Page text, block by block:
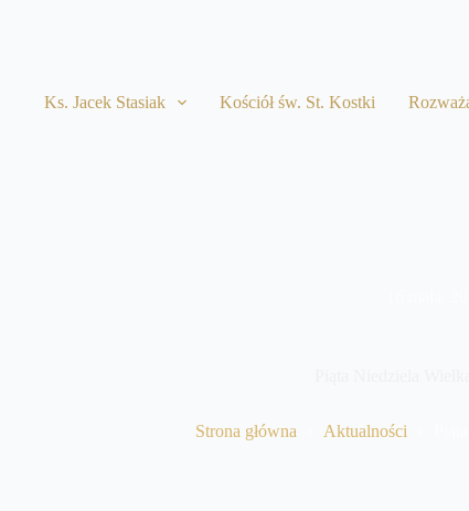
Ks. Jacek Stasiak Kościół św. St. Kostki
Strona główna Aktualności